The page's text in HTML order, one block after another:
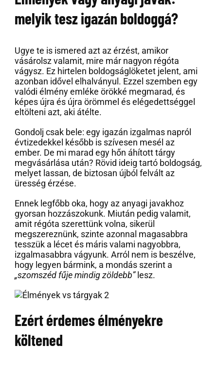
melyik tesz igazán boldoggá?
Ugye te is ismered azt az érzést, amikor
vásárolsz valamit, mire már nagyon régóta
vágysz. Ez hirtelen boldogságlöketet jelent, ami
azonban idővel elhalványul. Ezzel szemben egy
valódi élmény emléke örökké megmarad, és
képes újra és újra örömmel és elégedettséggel
eltölteni azt, aki átélte.
Gondolj csak bele: egy igazán izgalmas napról
évtizedekkel később is szívesen mesél az
ember. De mi marad egy hőn áhított tárgy
megvásárlása után? Rövid ideig tartó boldogság,
melyet lassan, de biztosan újból felvált az
üresség érzése.
Ennek legfőbb oka, hogy az anyagi javakhoz
gyorsan hozzászokunk. Miután pedig valamit,
amit régóta szerettünk volna, sikerül
megszereznünk, szinte azonnal magasabbra
tesszük a lécet és máris valami nagyobbra,
izgalmasabbra vágyunk. Arról nem is beszélve,
hogy legyen bármink, a mondás szerint a
„szomszéd fűje mindig zöldebb”lesz.
Ezért érdemes élményekre
költened